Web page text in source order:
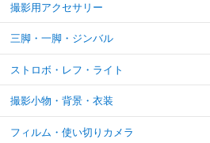
撮影用アクセサリー
三脚・一脚・ジンバル
ストロボ・レフ・ライト
撮影小物・背景・衣装
フィルム・使い切りカメラ